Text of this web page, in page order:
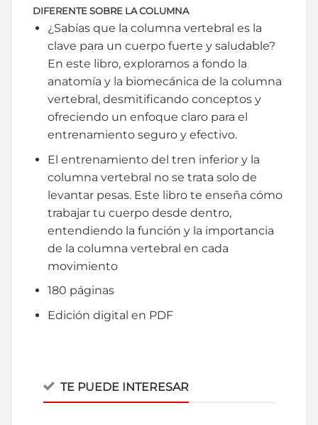
DIFERENTE SOBRE LA COLUMNA
¿Sabías que la columna vertebral es la
clave para un cuerpo fuerte y saludable?
En este libro, exploramos a fondo la
anatomía y la biomecánica de la columna
vertebral, desmitificando conceptos y
ofreciendo un enfoque claro para el
entrenamiento seguro y efectivo.
El entrenamiento del tren inferior y la
columna vertebral no se trata solo de
levantar pesas. Este libro te enseña cómo
trabajar tu cuerpo desde dentro,
entendiendo la función y la importancia
de la columna vertebral en cada
movimiento
180 páginas
Edición digital en PDF
TE PUEDE INTERESAR